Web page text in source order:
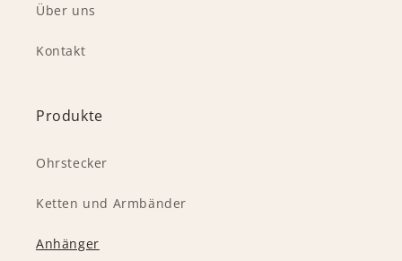
Über uns
Kontakt
Produkte
Ohrstecker
Ketten und Armbänder
Anhänger